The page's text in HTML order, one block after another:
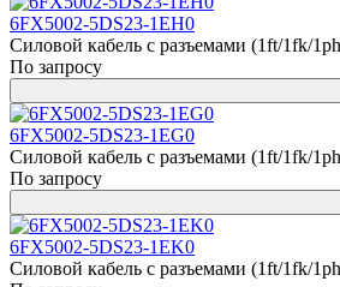
6FX5002-5DS23-1EH0
Силовой кабель с разъемами (1ft/1fk/
По запросу
6FX5002-5DS23-1EG0
Силовой кабель с разъемами (1ft/1fk/
По запросу
6FX5002-5DS23-1EK0
Силовой кабель с разъемами (1ft/1fk/